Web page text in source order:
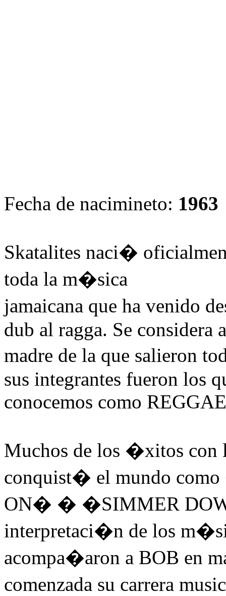
Fecha de nacimineto: 1963
Skatalites naci�
toda la m�sica
jamaicana que ha venido
dub al ragga. Se considera
madre de la que salieron
sus integrantes fueron los
conocemos como
Muchos de los �xitos
conquist� el mundo
ON� � �SIMMER
interpretaci�n de los
acompa�aron a BOB en
comenzada su carrera